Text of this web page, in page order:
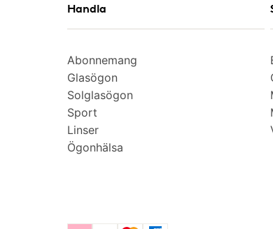
Handla
Abonnemang
Glasögon
Solglasögon
Sport
Linser
Ögonhälsa